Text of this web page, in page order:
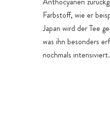
Farbstoff, wie er
Japan wird der Tee
was ihn besonders
nochmals intensiviert.